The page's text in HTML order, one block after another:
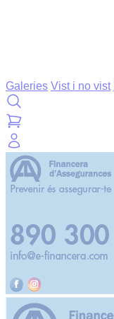
Galeries Vist i no vist